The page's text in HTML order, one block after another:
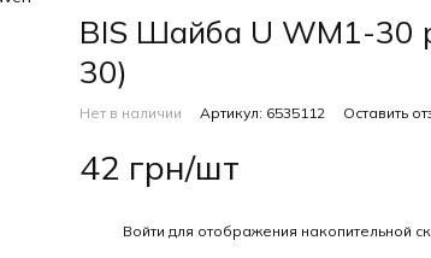
BIS Шайба U WM1-30
30)
Нет в наличии Артикул: 6535112 Оставить
42 грн/шт
Войти для отображения накопительной